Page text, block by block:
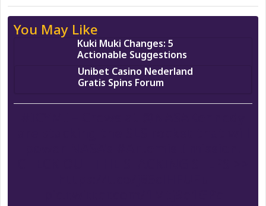
You May Like
Kuki Muki Changes: 5
Actionable Suggestions
Unibet Casino Nederland
Gratis Spins Forum